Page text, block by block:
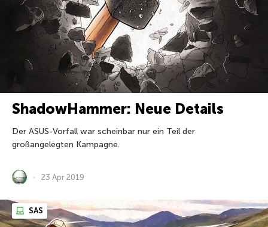
ShadowHammer: Neue Details
Der ASUS-Vorfall war scheinbar nur ein Teil der
großangelegten Kampagne.
23 Apr 2019
SAS